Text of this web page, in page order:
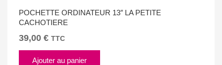
POCHETTE ORDINATEUR 13″ LA PETITE
CACHOTIERE
39,00 € TTC
Ajouter au panier